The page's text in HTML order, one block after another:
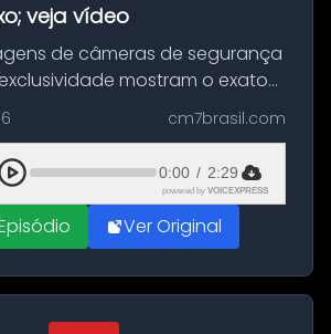
veja vídeo
de câmeras de segurança
mostram o exato
do principal suspeito da
Araújo, de 28 anos. O crime
deste último d...
cm7brasil.com
0:00 / 2:29
powered by VOICEXPRESS
Ver Original